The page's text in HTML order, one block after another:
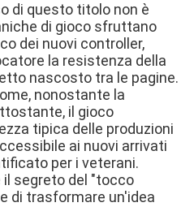
di questo titolo non è
di gioco sfruttano
dei nuovi controller,
la resistenza della
nascosto tra le pagine.
nonostante la
il gioco
tipica delle produzioni
ai nuovi arrivati
per i veterani.
segreto del "tocco
di trasformare un'idea